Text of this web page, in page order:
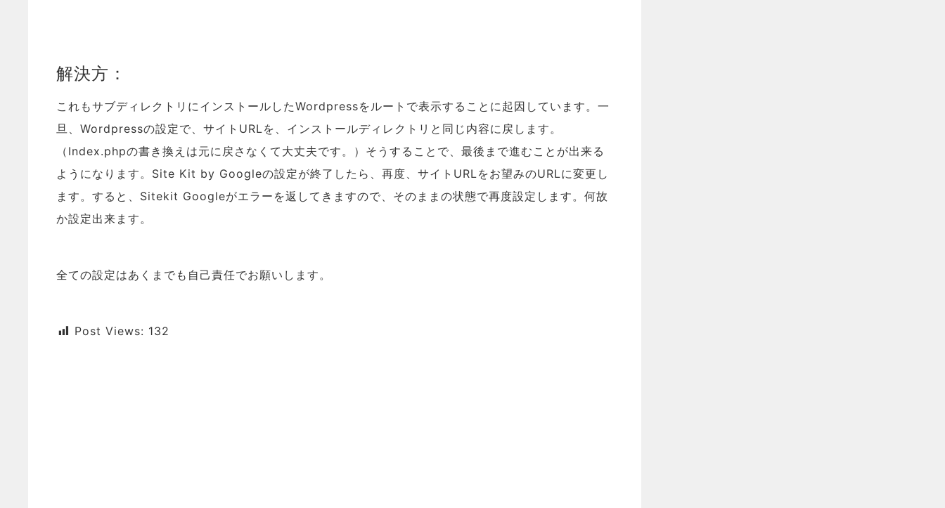
解決方：
これもサブディレクトリにインストールしたWordpressをルートで表示することに起因しています。一
旦、Wordpressの設定で、サイトURLを、インストールディレクトリと同じ内容に戻します。
（Index.phpの書き換えは元に戻さなくて大丈夫です。）そうすることで、最後まで進むことが出来る
ようになります。Site Kit by Googleの設定が終了したら、再度、サイトURLをお望みのURLに変更し
ます。すると、Sitekit Googleがエラーを返してきますので、そのままの状態で再度設定します。何故
か設定出来ます。
全ての設定はあくまでも自己責任でお願いします。
Post Views: 132